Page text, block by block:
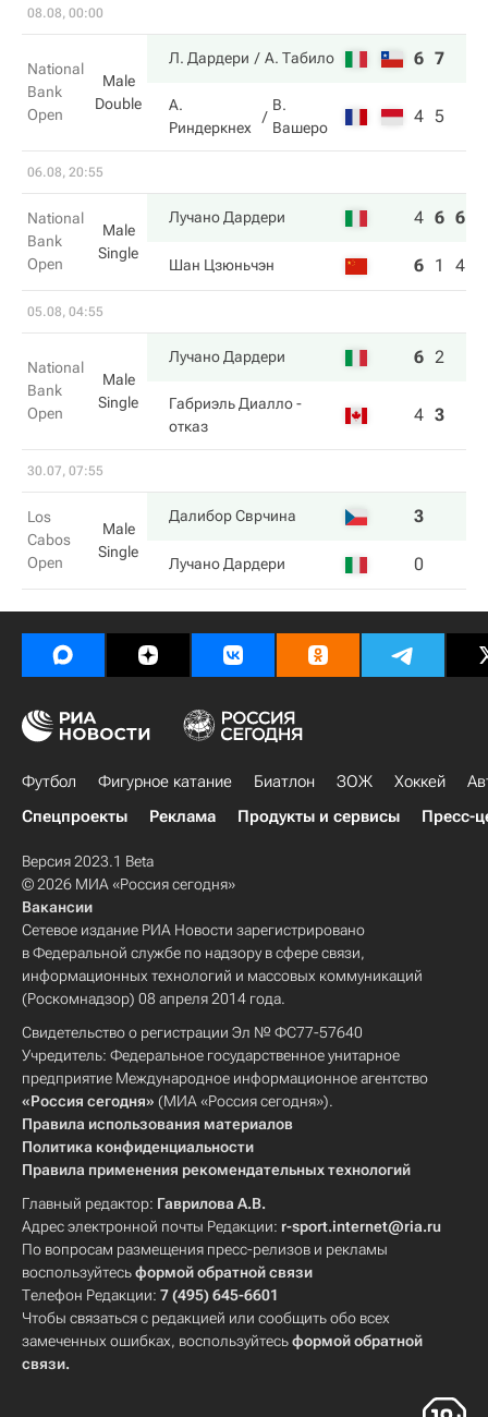
08.08, 00:00
National
Bank
Open
Male
Double
Л. Дардери А. Табило 6 7
А.
Риндеркнех
В.
Вашеро
4 5
06.08, 20:55
National
Bank
Open
Male
Single
Лучано Дардери 4 6 6
Шан Цзюньчэн 6 1 4
05.08, 04:55
National
Bank
Open
Male
Single
Лучано Дардери 6 2
Габриэль Диалло-
отказ
4 3
30.07, 07:55
Los
Cabos
Open
Male
Single
Далибор Сврчина 3
Лучано Дардери 0
Футбол Фигурное катание Биатлон ЗОЖ Хоккей
Спецпроекты
Реклама Продукты и сервисы Пресс-
Версия 2023.1 Beta
© 2026 МИА «Россия сегодня»
Вакансии
Сетевое издание РИА Новости зарегистрировано
в Федеральной службе по надзору в сфере связи,
информационных технологий и массовых коммуникаций
(Роскомнадзор) 08 апреля 2014 года.
Свидетельство о регистрации Эл № ФС77-57640
Учредитель: Федеральное государственное унитарное
предприятие Международное информационное агентство
«Россия сегодня» (МИА «Россия сегодня»).
Правила использования материалов
Политика конфиденциальности
Правила применения рекомендательных технологий
Главный редактор: Гаврилова А.В.
Адрес электронной почты Редакции: r-sport.internet@ria.ru
По вопросам размещения пресс-релизов и рекламы
воспользуйтесьформой обратной связи
Телефон Редакции: 7 (495) 645-6601
Чтобы связаться с редакцией или сообщить обо всех
замеченных ошибках, воспользуйтесьформой обратной
связи.